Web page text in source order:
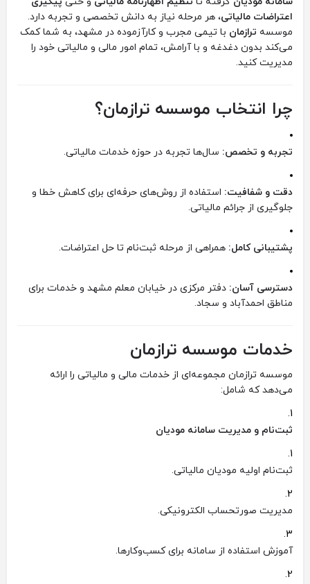
اعتراضات مالیاتی، هر مرحله نیاز به دانش تخصصی و تجربه دارد.
موسسه ترازمان با تیمی مجرب و کارآزموده در مشهد، به شما کمک
می‌کند بدون دغدغه و با آرامش، تمام امور مالی و مالیاتی خود را
مدیریت کنید.
چرا انتخاب موسسه ترازمان؟
تجربه و تخصص: سال‌ها تجربه در حوزه خدمات مالیاتی.
دقت و شفافیت: استفاده از روش‌های حرفه‌ای برای کاهش خطا و
جلوگیری از جرائم مالیاتی.
پشتیبانی کامل: همراهی از مرحله ثبت‌نام تا حل اعتراضات.
دسترسی آسان: دفتر مرکزی در خیابان معلم مشهد و خدمات برای
مناطق احمدآباد و سجاد.
خدمات موسسه ترازمان
موسسه ترازمان مجموعه‌ای از خدمات مالی و مالیاتی را ارائه
می‌دهد که شامل:
ثبت‌نام و مدیریت سامانه مودیان
ثبت‌نام اولیه مودیان مالیاتی.
مدیریت صورتحساب الکترونیکی.
آموزش استفاده از سامانه برای کسب‌وکارها.